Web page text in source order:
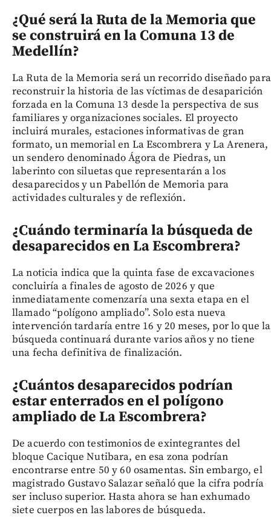
¿Qué será la Ruta de la Memoria que
se construirá en la Comuna 13 de
Medellín?
La Ruta de la Memoria será un recorrido diseñado para
reconstruir la historia de las víctimas de desaparición
forzada en la Comuna 13 desde la perspectiva de sus
familiares y organizaciones sociales. El proyecto
incluirá murales, estaciones informativas de gran
formato, un memorial en La Escombrera y La Arenera,
un sendero denominado Ágora de Piedras, un
laberinto con siluetas que representarán a los
desaparecidos y un Pabellón de Memoria para
actividades culturales y de reflexión.
¿Cuándo terminaría la búsqueda de
desaparecidos en La Escombrera?
La noticia indica que la quinta fase de excavaciones
concluiría a finales de agosto de 2026 y que
inmediatamente comenzaría una sexta etapa en el
llamado “polígono ampliado”. Solo esta nueva
intervención tardaría entre 16 y 20 meses, por lo que la
búsqueda continuará durante varios años y no tiene
una fecha definitiva de finalización.
¿Cuántos desaparecidos podrían
estar enterrados en el polígono
ampliado de La Escombrera?
De acuerdo con testimonios de exintegrantes del
bloque Cacique Nutibara, en esa zona podrían
encontrarse entre 50 y 60 osamentas. Sin embargo, el
magistrado Gustavo Salazar señaló que la cifra podría
ser incluso superior. Hasta ahora se han exhumado
siete cuerpos en las labores de búsqueda.